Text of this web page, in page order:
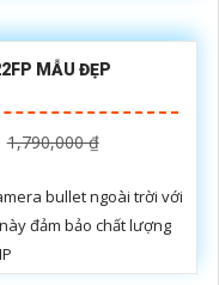
MẪU ĐẸP
1,790,000 ₫
bullet ngoài trời với
đảm bảo chất lượng